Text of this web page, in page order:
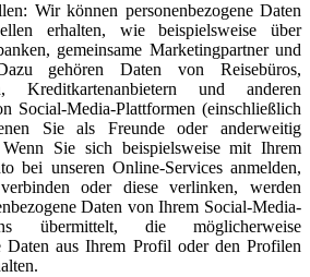
Wir können personenbezogene Daten
erhalten, wie beispielsweise über
gemeinsame Marketingpartner und
gehören Daten von Reisebüros,
Kreditkartenanbietern und anderen
Social-Media-Plattformen (einschließlich
Sie als Freunde oder anderweitig
Sie sich beispielsweise mit Ihrem
bei unseren Online-Services anmelden,
oder diese verlinken, werden
Daten von Ihrem Social-Media-
übermittelt, die möglicherweise
Daten aus Ihrem Profil oder den Profilen